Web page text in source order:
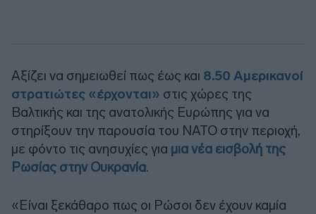
Αξίζει να σημειωθεί πως έως και 8.50 Αμερικανοί
στρατιώτες «έρχονται» στις χώρες της
Βαλτικής και της ανατολικής Ευρώπης για να
στηρίξουν την παρουσία του NATO στην περιοχή,
με φόντο τις ανησυχίες για μια νέα εισβολή της
Ρωσίας στην Ουκρανία.
«Είναι ξεκάθαρο πως οι Ρώσοι δεν έχουν καμία